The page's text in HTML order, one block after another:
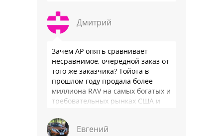
быть уверенным, что она меня
везде довезет и …
Дмитрий
Зачем АР опять сравнивает
несравнимое, очередной заказ от
того же заказчика? Тойота в
прошлом году продала более
миллиона RAV на самых богатых и
требовательных рынках США и
подтвердив статус …
Евгений